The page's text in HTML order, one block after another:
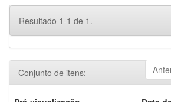
Resultado 1-1 de 1.
Conjunto de itens: